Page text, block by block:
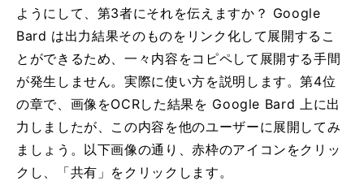
ようにして、第3者にそれを伝えますか？ Google
Bard は出力結果そのものをリンク化して展開するこ
とができるため、一々内容をコピペして展開する手間
が発生しません。実際に使い方を説明します。第4位
の章で、画像をOCRした結果を Google Bard 上に出
力しましたが、この内容を他のユーザーに展開してみ
ましょう。以下画像の通り、赤枠のアイコンをクリッ
クし、「共有」をクリックします。